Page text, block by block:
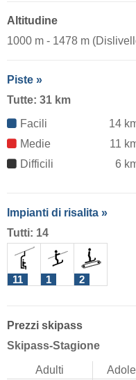
Altitudine
1000 m - 1478 m
Piste »
Tutte: 31 km
Facili
14
Medie
11
Difficili
6
Impianti di risalita »
Tutti: 14
11 1 2
Prezzi skipass
Skipass-Stagione
Adulti